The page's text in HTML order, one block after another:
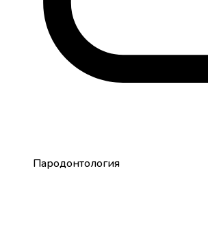
Пародонтология